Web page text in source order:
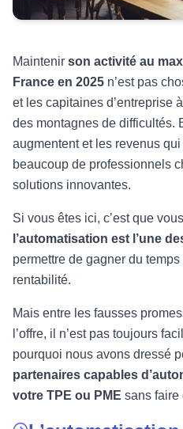
Maintenir son activité au
France en 2025 n’est pas
et les capitaines d’entreprise
des montagnes de difficultés.
augmentent et les revenus
beaucoup de professionnels
solutions innovantes.
Si vous êtes ici, c’est que
l’automatisation est l’une
permettre de gagner du
rentabilité.
Mais entre les fausses
l’offre, il n’est pas toujours
pourquoi nous avons dressé
partenaires capables
votre TPE ou PME sans faire